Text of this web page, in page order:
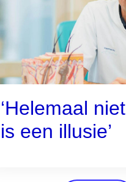
‘Helemaal
is een illusie’